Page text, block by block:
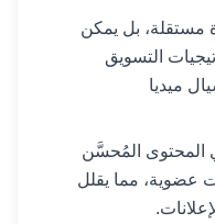
مستقلة، بل يمكن
التسويق
ميديا
المحتوى المُحسَّن
عضوية، مما يقلل